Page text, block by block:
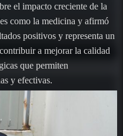
el impacto creciente de la
como la medicina y afirmó
positivos y representa un
a mejorar la calidad
que permiten
y efectivas.